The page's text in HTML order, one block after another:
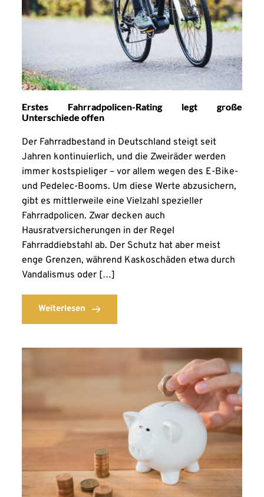
Erstes Fahrradpolicen-Rating legt große
Unterschiede offen
Der Fahrradbestand in Deutschland steigt seit
Jahren kontinuierlich, und die Zweiräder werden
immer kostspieliger – vor allem wegen des E-Bike-
und Pedelec-Booms. Um diese Werte abzusichern,
gibt es mittlerweile eine Vielzahl spezieller
Fahrradpolicen. Zwar decken auch
Hausratversicherungen in der Regel
Fahrraddiebstahl ab. Der Schutz hat aber meist
enge Grenzen, während Kaskoschäden etwa durch
Vandalismus oder […]
Weiterlesen